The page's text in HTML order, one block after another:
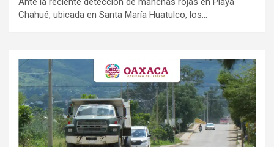
Chahué, ubicada en Santa María Huatulco, los…